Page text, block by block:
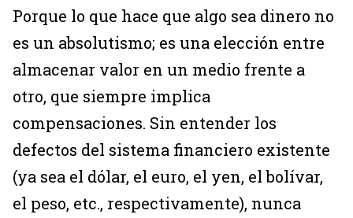
Porque lo que hace que algo sea dinero no
es un absolutismo; es una elección entre
almacenar valor en un medio frente a
otro, que siempre implica
compensaciones. Sin entender los
defectos del sistema financiero existente
(ya sea el dólar, el euro, el yen, el bolívar,
el peso, etc., respectivamente), nunca